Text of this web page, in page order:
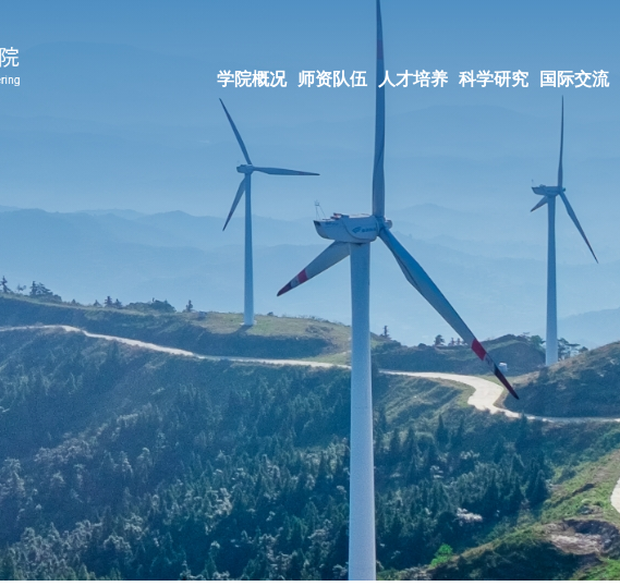
学院概况 师资队伍 人才培养 科学研究 国际交流